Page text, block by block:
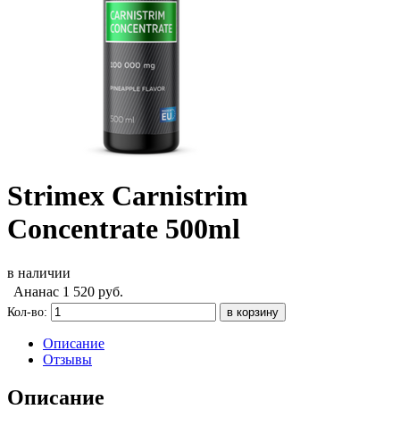
Strimex Carnistrim
Concentrate 500ml
в наличии
Ананас 1 520 руб.
Кол-во:
Описание
Отзывы
Описание